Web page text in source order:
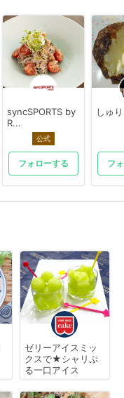
syncSPORTS by
R...
公式
フォローする
しゅ
フ
ゼリーアイスミッ
クスで★シャリぷ
る一口アイス